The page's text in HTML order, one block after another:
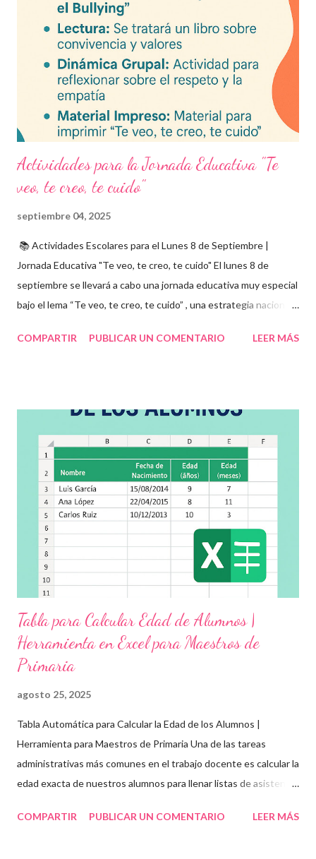
para impresión o uso en plataformas educativas. Reactivos que
fortalecen la comprensión y el pensamiento crítico. Ideal para
formación docente y evaluación diagnóstica. Material
descargable PDF editable. Estos exámenes también pueden
integrarse en herramientas digitales pa...
Actividades para la Jornada Educativa "Te
veo, te creo, te cuido"
septiembre 04, 2025
📚 Actividades Escolares para el Lunes 8 de Septiembre |
Jornada Educativa "Te veo, te creo, te cuido" El lunes 8 de
septiembre se llevará a cabo una jornada educativa muy especial
bajo el lema “Te veo, te creo, te cuido” , una estrategia nacional
infantil , y promover la convivencia escolar armónica . Desde el
actividades educativas que podrás aplicar fácilmente en tu
grupo, desde preescolar hasta sexto grado de primaria. 🧠
Objetivos clave de la jornada Promover entornos seguros y
afectivos dentro de la comunidad escolar Sensibilizar sobre el
maltrato, acoso escolar y abuso infantil Desarrollar habilidades
como la empatía, la comunicación y el autocuidado Aplicar ...
COMPARTIR PUBLICAR UN COMENTARIO LEER MÁS
Tabla para Calcular Edad de Alumnos |
Herramienta en Excel para Maestros de
Primaria
agosto 25, 2025
Tabla Automática para Calcular la Edad de los Alumnos |
Herramienta para Maestros de Primaria Una de las tareas
administrativas más comunes en el trabajo docente es calcular la
edad exacta de nuestros alumnos para llenar listas de asistencia
ayudarte con esta tarea, te compartimos una tabla automática
COMPARTIR PUBLICAR UN COMENTARIO LEER MÁS